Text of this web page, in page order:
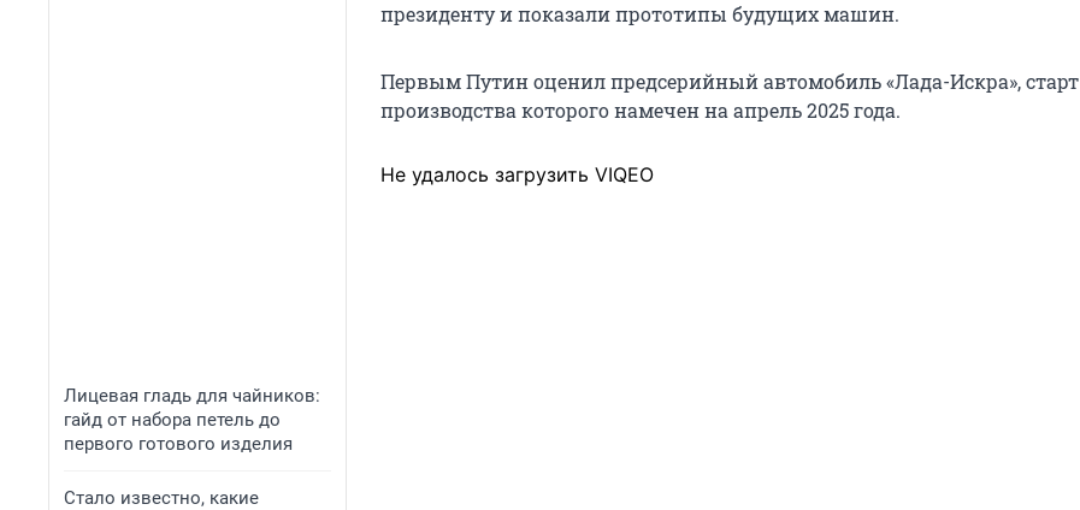
Лицевая гладь для чайников:
гайд от набора петель до
первого готового изделия
Стало известно, какие
президенту и показали прототипы будущих машин.
Первым Путин оценил предсерийный автомобиль «Лада-Искра», старт
производства которого намечен на апрель 2025 года.
Не удалось загрузить VIQEO